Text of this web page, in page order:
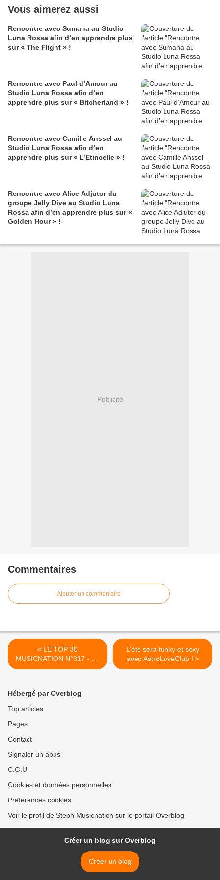
Vous aimerez aussi
Rencontre avec Sumana au Studio
Luna Rossa afin d’en apprendre plus
sur « The Flight » !
Rencontre avec Paul d’Amour au
Studio Luna Rossa afin d’en
apprendre plus sur « Bitcherland » !
Rencontre avec Camille Anssel au
Studio Luna Rossa afin d’en
apprendre plus sur « L’Etincelle » !
Rencontre avec Alice Adjutor du
groupe Jelly Dive au Studio Luna
Rossa afin d’en apprendre plus sur «
Golden Hour » !
Publicité
Commentaires
Ajouter un commentaire
< LE TOP 30
MUSICNATION N°317 - 04
JUILLET 2021
L’été sera funky et sexy
avec AstroLoveClub ! >
Hébergé par Overblog
Top articles
Pages
Contact
Signaler un abus
C.G.U.
Cookies et données personnelles
Préférences cookies
Voir le profil de Steph Musicnation sur le portail Overblog
Créer un blog sur Overblog
Créer un blog